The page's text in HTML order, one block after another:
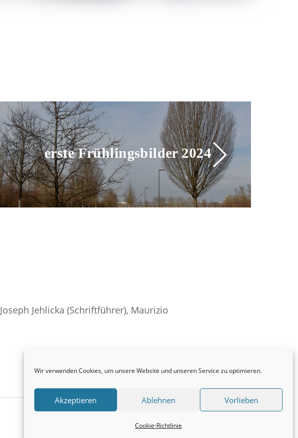
Wir verwenden Cookies, um unsere Website und unseren Service zu optimieren.
Akzeptieren Ablehnen Vorlieben
Cookie-Richtlinie
erste Frühlingsbilder 2024
Jehlicka (Schriftführer), Maurizio